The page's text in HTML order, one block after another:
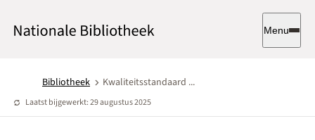
Menu
Bibliotheek Kwaliteitsstandaard ...
Laatst bijgewerkt: 29 augustus 2025